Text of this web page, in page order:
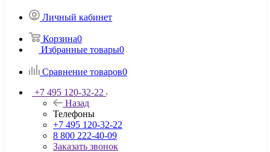
Личный кабинет
Корзина0
Избранные товары0
Сравнение товаров0
+7 495 120-32-22
Назад
Телефоны
+7 495 120-32-22
8 800 222-40-09
Заказать звонок